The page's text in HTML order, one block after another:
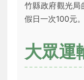
竹縣政府觀光局
假日一次100元。
大眾運